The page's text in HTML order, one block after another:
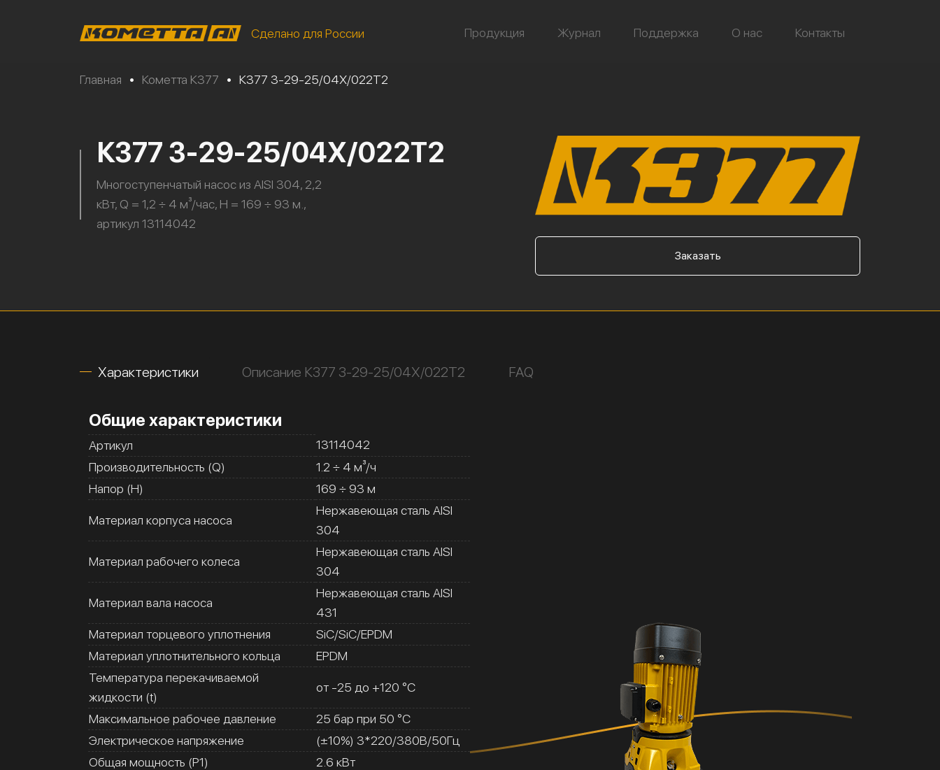
Сделано для России Продукция Журнал Поддержка О нас Контакты
Главная • Кометта К377 • К377 3-29-25/04Х/022Т2
К377 3-29-25/04Х/022Т2
Многоступенчатый насос из AISI 304, 2,2
кВт, Q = 1,2 ÷ 4 м³/час, H = 169 ÷ 93 м.,
артикул 13114042
Заказать
Характеристики Описание К377 3-29-25/04Х/022Т2 FAQ
Общие характеристики
Артикул
13114042
Производительность (Q)
1.2 ÷ 4 м³/ч
Напор (H)
169 ÷ 93 м
Материал корпуса насоса
Нержавеющая сталь AISI
304
Материал рабочего колеса
Нержавеющая сталь AISI
304
Материал вала насоса
Нержавеющая сталь AISI
431
Материал торцевого уплотнения
SiC/SiC/EPDM
Материал уплотнительного кольца
EPDM
Температура перекачиваемой
жидкости (t)
от -25 до +120 °C
Максимальное рабочее давление
25 бар при 50 °C
Электрическое напряжение
(±10%) 3*220/380В/50Гц
Общая мощность (Р1)
2.6 кВт